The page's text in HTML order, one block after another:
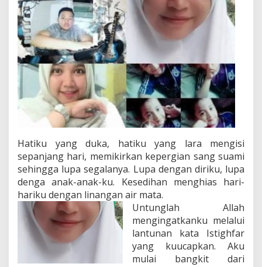
Hatiku yang duka, hatiku yang lara mengisi
sepanjang hari, memikirkan kepergian sang suami
sehingga lupa segalanya. Lupa dengan diriku, lupa
denga anak-anak-ku. Kesedihan menghias hari-
hariku dengan linangan air mata.
Untunglah Allah
mengingatkanku melalui
lantunan kata Istighfar
yang kuucapkan. Aku
mulai bangkit dari